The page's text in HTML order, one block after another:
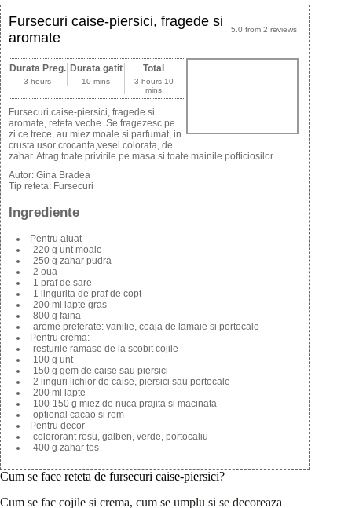
5.0 from 2 reviews
Fursecuri caise-piersici, fragede si
aromate
Durata Preg.
3 hours
Durata gatit
10 mins
Total
3 hours 10
mins
Fursecuri caise-piersici, fragede si
aromate, reteta veche. Se fragezesc pe
zi ce trece, au miez moale si parfumat, in
crusta usor crocanta,vesel colorata, de
zahar. Atrag toate privirile pe masa si toate mainile pofticiosilor.
Autor: Gina Bradea
Tip reteta: Fursecuri
Ingrediente
Pentru aluat
-220 g unt moale
-250 g zahar pudra
-2 oua
-1 praf de sare
-1 lingurita de praf de copt
-200 ml lapte gras
-800 g faina
-arome preferate: vanilie, coaja de lamaie si portocale
Pentru crema:
-resturile ramase de la scobit cojile
-100 g unt
-150 g gem de caise sau piersici
-2 linguri lichior de caise, piersici sau portocale
-200 ml lapte
-100-150 g miez de nuca prajita si macinata
-optional cacao si rom
Pentru decor
-colororant rosu, galben, verde, portocaliu
-400 g zahar tos
Cum se face reteta de fursecuri caise-piersici?
Cum se fac cojile si crema, cum se umplu si se decoreaza